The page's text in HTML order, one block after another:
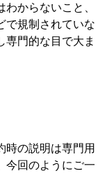
からないこと、
で規制されていな
専門的な目で大ま
時の説明は専門用
今回のようにご一